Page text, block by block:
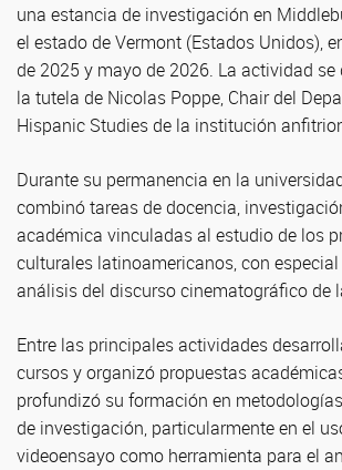
una estancia de investigación en
el estado de Vermont (Estados Unidos),
de 2025 y mayo de 2026. La actividad
la tutela de Nicolas Poppe, Chair del
Hispanic Studies de la institución
Durante su permanencia en la
combinó tareas de docencia,
académica vinculadas al estudio de los
culturales latinoamericanos, con
análisis del discurso cinematográfico de
Entre las principales actividades
cursos y organizó propuestas
profundizó su formación en
de investigación, particularmente en el
videoensayo como herramienta para el